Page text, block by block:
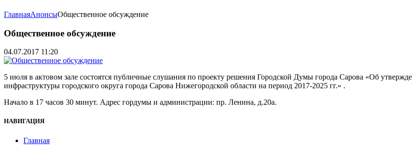
ГлавнаяАнонсыОбщественное обсуждение
Общественное обсуждение
04.07.2017 11:20
5 июля в актовом зале состоятся публичные слушания по проекту решения Городской Думы города Сарова «Об
инфраструктуры городского округа города Сарова Нижегородской области на период 2017-2025 гг.» .
Начало в 17 часов 30 минут. Адрес гордумы и администрации: пр. Ленина, д.20а.
НАВИГАЦИЯ
Главная